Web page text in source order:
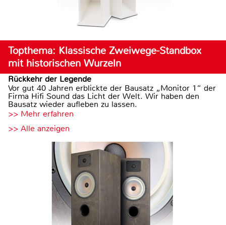
Topthema: Klassische Zweiwege-Standbox
mit historischen Wurzeln
Rückkehr der Legende
Vor gut 40 Jahren erblickte der Bausatz „Monitor 1“ der
Firma Hifi Sound das Licht der Welt. Wir haben den
Bausatz wieder aufleben zu lassen.
>> Mehr erfahren
>> Alle anzeigen